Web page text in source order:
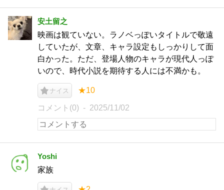
安土留之
映画は観ていない。ラノベっぽいタイトルで敬遠
していたが、文章、キャラ設定もしっかりして面
白かった。ただ、登場人物のキャラが現代人っぽ
いので、時代小説を期待する人には不満かも。
ナイス ★10
コメント(0) 2025/11/02
Yoshi
家族